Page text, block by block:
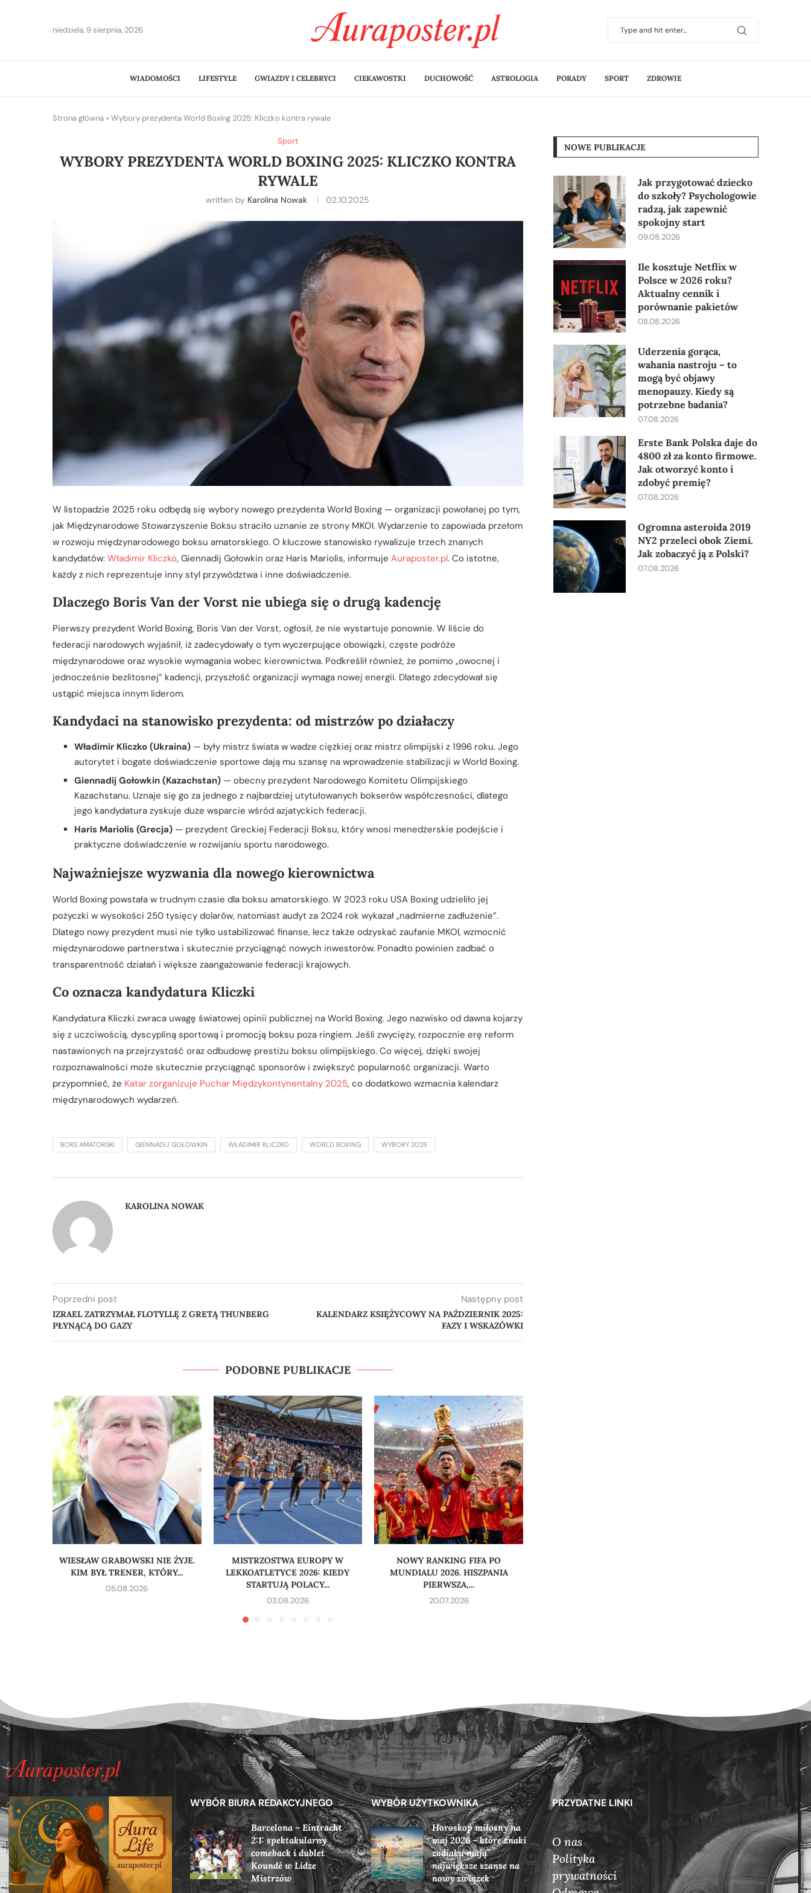
niedziela, 9 sierpnia, 2026
WIADOMOŚCI LIFESTYLE GWIAZDY I CELEBRYCI CIEKAWOSTKI DUCHOWOŚĆ ASTROLOGIA PORADY SPORT ZDROWIE
Strona główna » Wybory prezydenta World Boxing 2025: Kliczko kontra rywale
Sport
WYBORY PREZYDENTA WORLD BOXING 2025: KLICZKO KONTRA
RYWALE
written by Karolina Nowak 02.10.2025
W listopadzie 2025 roku odbędą się wybory nowego prezydenta World Boxing — organizacji powołanej po tym,
jak Międzynarodowe Stowarzyszenie Boksu straciło uznanie ze strony MKOl. Wydarzenie to zapowiada przełom
w rozwoju międzynarodowego boksu amatorskiego. O kluczowe stanowisko rywalizuje trzech znanych
kandydatów: Władimir Kliczko, Giennadij Gołowkin oraz Haris Mariolis, informuje Auraposter.pl. Co istotne,
każdy z nich reprezentuje inny styl przywództwa i inne doświadczenie.
Dlaczego Boris Van der Vorst nie ubiega się o drugą kadencję
Pierwszy prezydent World Boxing, Boris Van der Vorst, ogłosił, że nie wystartuje ponownie. W liście do
federacji narodowych wyjaśnił, iż zadecydowały o tym wyczerpujące obowiązki, częste podróże
międzynarodowe oraz wysokie wymagania wobec kierownictwa. Podkreślił również, że pomimo „owocnej i
jednocześnie bezlitosnej” kadencji, przyszłość organizacji wymaga nowej energii. Dlatego zdecydował się
ustąpić miejsca innym liderom.
Kandydaci na stanowisko prezydenta: od mistrzów po działaczy
Władimir Kliczko (Ukraina) — były mistrz świata w wadze ciężkiej oraz mistrz olimpijski z 1996 roku. Jego
autorytet i bogate doświadczenie sportowe dają mu szansę na wprowadzenie stabilizacji w World Boxing.
Giennadij Gołowkin (Kazachstan) — obecny prezydent Narodowego Komitetu Olimpijskiego
Kazachstanu. Uznaje się go za jednego z najbardziej utytułowanych bokserów współczesności, dlatego
jego kandydatura zyskuje duże wsparcie wśród azjatyckich federacji.
Haris Mariolis (Grecja) — prezydent Greckiej Federacji Boksu, który wnosi menedżerskie podejście i
praktyczne doświadczenie w rozwijaniu sportu narodowego.
Najważniejsze wyzwania dla nowego kierownictwa
World Boxing powstała w trudnym czasie dla boksu amatorskiego. W 2023 roku USA Boxing udzieliło jej
pożyczki w wysokości 250 tysięcy dolarów, natomiast audyt za 2024 rok wykazał „nadmierne zadłużenie”.
Dlatego nowy prezydent musi nie tylko ustabilizować finanse, lecz także odzyskać zaufanie MKOl, wzmocnić
międzynarodowe partnerstwa i skutecznie przyciągnąć nowych inwestorów. Ponadto powinien zadbać o
transparentność działań i większe zaangażowanie federacji krajowych.
Co oznacza kandydatura Kliczki
Kandydatura Kliczki zwraca uwagę światowej opinii publicznej na World Boxing. Jego nazwisko od dawna kojarzy
się z uczciwością, dyscypliną sportową i promocją boksu poza ringiem. Jeśli zwycięży, rozpocznie erę reform
nastawionych na przejrzystość oraz odbudowę prestiżu boksu olimpijskiego. Co więcej, dzięki swojej
rozpoznawalności może skutecznie przyciągnąć sponsorów i zwiększyć popularność organizacji. Warto
przypomnieć, że Katar zorganizuje Puchar Międzykontynentalny 2025, co dodatkowo wzmacnia kalendarz
międzynarodowych wydarzeń.
BOKS AMATORSKI GIENNADIJ GOŁOWKIN WŁADIMIR KLICZKO WORLD BOXING WYBORY 2025
KAROLINA NOWAK
Poprzedni post
IZRAEL ZATRZYMAŁ FLOTYLLĘ Z GRETĄ THUNBERG
PŁYNĄCĄ DO GAZY
Następny post
KALENDARZ KSIĘŻYCOWY NA PAŹDZIERNIK 2025:
FAZY I WSKAZÓWKI
PODOBNE PUBLIKACJE
WIESŁAW GRABOWSKI NIE ŻYJE.
KIM BYŁ TRENER, KTÓRY...
05.08.2026
MISTRZOSTWA EUROPY W
LEKKOATLETYCE 2026: KIEDY
STARTUJĄ POLACY...
03.08.2026
NOWY RANKING FIFA PO
MUNDIALU 2026. HISZPANIA
PIERWSZA,...
20.07.2026
NOWE PUBLIKACJE
Jak przygotować dziecko
do szkoły? Psychologowie
radzą, jak zapewnić
spokojny start
09.08.2026
Ile kosztuje Netflix w
Polsce w 2026 roku?
Aktualny cennik i
porównanie pakietów
08.08.2026
Uderzenia gorąca,
wahania nastroju – to
mogą być objawy
menopauzy. Kiedy są
potrzebne badania?
07.08.2026
Erste Bank Polska daje do
4800 zł za konto firmowe.
Jak otworzyć konto i
zdobyć premię?
07.08.2026
Ogromna asteroida 2019
NY2 przeleci obok Ziemi.
Jak zobaczyć ją z Polski?
07.08.2026
WYBÓR BIURA REDAKCYJNEGO
Barcelona – Eintracht
2:1: spektakularny
comeback i dublet
Koundé w Lidze
Mistrzów
WYBÓR UŻYTKOWNIKA
Horoskop miłosny na
maj 2026 – które znaki
zodiaku mają
największe szanse na
nowy związek
PRZYDATNE LINKI
O nas
Polityka
prywatności